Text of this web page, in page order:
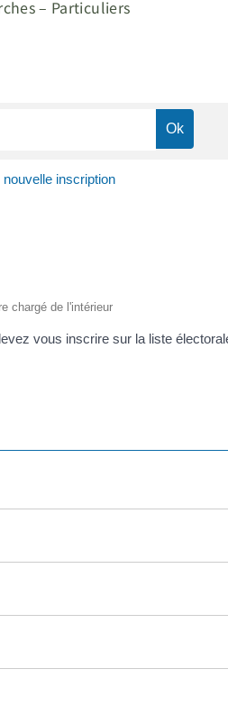
– Particuliers
inscription
chargé de l'intérieur
vous inscrire sur la liste